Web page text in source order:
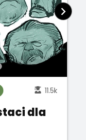
11.5k
dla